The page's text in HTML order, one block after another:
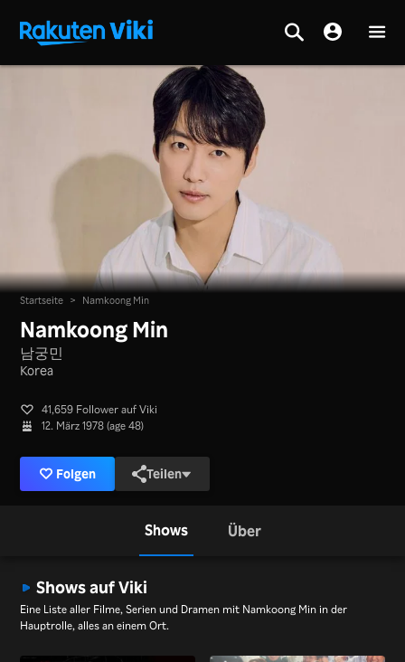
Startseite > Namkoong Min
Namkoong Min
남궁민
Korea
41,659 Follower auf Viki
12. März 1978 (age 48)
Folgen Teilen
Shows Über
Shows auf Viki
Eine Liste aller Filme, Serien und Dramen mit Namkoong Min in der
Hauptrolle, alles an einem Ort.